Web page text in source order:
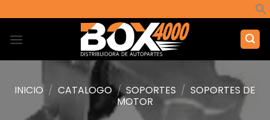
al
contenido
INICIO / CATALOGO / SOPORTES / SOPORTES DE
MOTOR